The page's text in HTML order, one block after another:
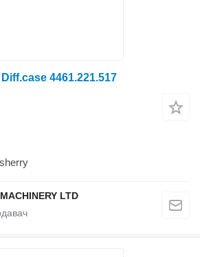
4461.221.517
LTD